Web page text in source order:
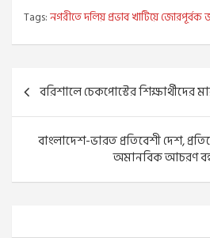
Tags:নগরীতে দলিয় প্রভাব খাটিয়ে জোরপূর্বক
Post
navigation
বরিশালে চেকপোস্টের শিক্ষার্থীদের
বাংলাদেশ-ভারত প্রতিবেশী দেশ,
অমানবিক আচরণ